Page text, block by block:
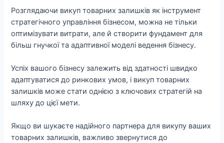
Розглядаючи викуп товарних залишків як інструмент
стратегічного управління бізнесом, можна не тільки
оптимізувати витрати, але й створити фундамент для
більш гнучкої та адаптивної моделі ведення бізнесу.
Успіх вашого бізнесу залежить від здатності швидко
адаптуватися до ринкових умов, і викуп товарних
залишків може стати однією з ключових стратегій на
шляху до цієї мети.
Якщо ви шукаєте надійного партнера для викупу ваших
товарних залишків, важливо звернутися до